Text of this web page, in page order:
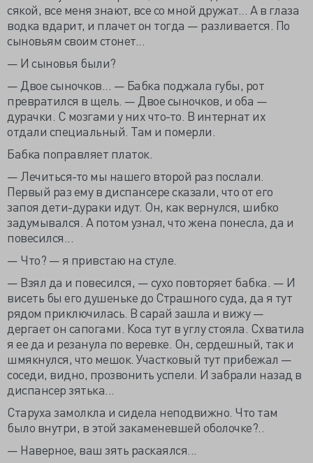
сякой, все меня знают, все со мной дружат... А в глаза
водка вдарит, и плачет он тогда — разливается. По
сыновьям своим стонет...
— И сыновья были?
— Двое сыночков... — Бабка поджала губы, рот
превратился в щель. — Двое сыночков, и оба —
дурачки. С мозгами у них что-то. В интернат их
отдали специальный. Там и померли.
Бабка поправляет платок.
— Лечиться-то мы нашего второй раз послали.
Первый раз ему в диспансере сказали, что от его
запоя дети-дураки идут. Он, как вернулся, шибко
задумывался. А потом узнал, что жена понесла, да и
повесился...
— Что? — я привстаю на стуле.
— Взял да и повесился, — сухо повторяет бабка. — И
висеть бы его душеньке до Страшного суда, да я тут
рядом приключилась. В сарай зашла и вижу —
дергает он сапогами. Коса тут в углу стояла. Схватила
я ее да и резанула по веревке. Он, сердешный, так и
шмякнулся, что мешок. Участковый тут прибежал —
соседи, видно, прозвонить успели. И забрали назад в
диспансер зятька...
Старуха замолкла и сидела неподвижно. Что там
было внутри, в этой закаменевшей оболочке?..
— Наверное, ваш зять раскаялся...